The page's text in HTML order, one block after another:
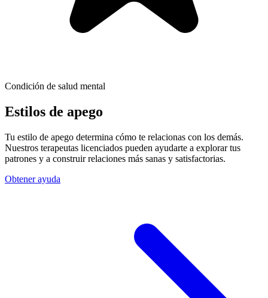
Condición de salud mental
Estilos de apego
Tu estilo de apego determina cómo te relacionas con los demás.
Nuestros terapeutas licenciados pueden ayudarte a explorar tus
patrones y a construir relaciones más sanas y satisfactorias.
Obtener ayuda